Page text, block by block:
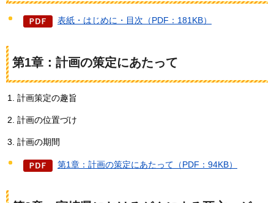
表紙・はじめに・目次（PDF：181KB）
第1章：計画の策定にあたって
計画策定の趣旨
計画の位置づけ
計画の期間
第1章：計画の策定にあたって（PDF：94KB）